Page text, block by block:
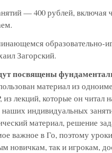
— 400 рублей, включая
образовательно-
Загорский.
посвящены
материал из
из лекций, которые он читал
наших индивидуальных
материал, решение
важное в Го, поэтому
новичкам, так и игрокам,